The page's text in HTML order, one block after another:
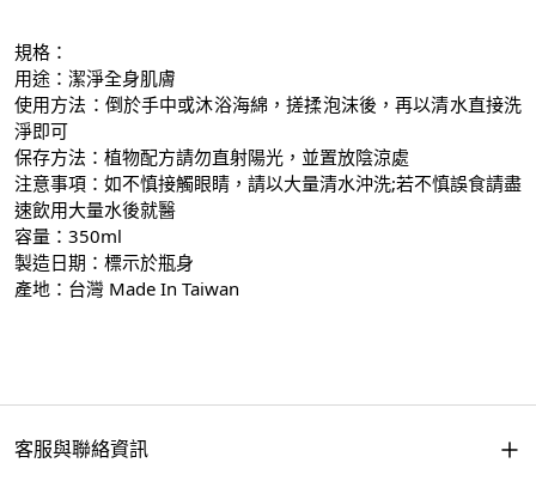
規格：
用途：潔淨全身肌膚
使用方法：倒於手中或沐浴海綿，搓揉泡沫後，再以清水直接洗
淨即可
保存方法：植物配方請勿直射陽光，並置放陰涼處
注意事項：如不慎接觸眼睛，請以大量清水沖洗;若不慎誤食請盡
速飲用大量水後就醫
容量：350ml
製造日期：標示於瓶身
產地：台灣 Made In Taiwan
客服與聯絡資訊